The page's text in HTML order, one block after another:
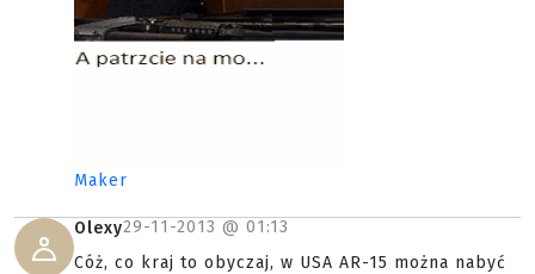
Maker
Olexy29-11-2013 @ 01:13
Cóż, co kraj to obyczaj, w USA AR-15 można nabyć